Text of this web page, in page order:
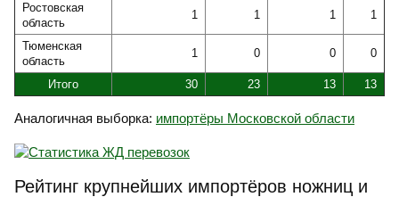
Ростовская
область
1 1 1 1
Тюменская
область
1 0 0 0
Итого 30 23 13 13
Аналогичная выборка: импортёры Московской области
Рейтинг крупнейших импортёров ножниц и